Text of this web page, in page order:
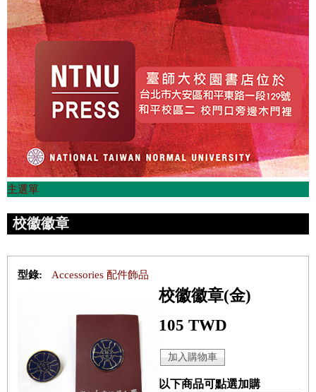
主選單
校徽徽章
型錄: Accessories 配件飾品
校徽徽章(金)
105 TWD
以下商品可點選加購